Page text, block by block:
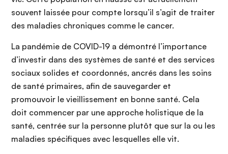
souvent laissée pour compte lorsqu’il s’agit de traiter
des maladies chroniques comme le cancer.
La pandémie de COVID-19 a démontré l’importance
d’investir dans des systèmes de santé et des services
sociaux solides et coordonnés, ancrés dans les soins
de santé primaires, afin de sauvegarder et
promouvoir le vieillissement en bonne santé. Cela
doit commencer par une approche holistique de la
santé, centrée sur la personne plutôt que sur la ou les
maladies spécifiques avec lesquelles elle vit.